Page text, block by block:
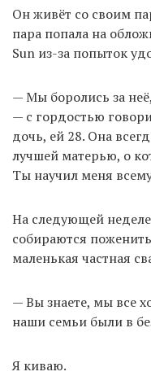
Он живёт со своим
пара попала на
Sun из-за попыток
— Мы боролись за
— с гордостью
дочь, ей 28. Она
лучшей матерью, о
Ты научил меня
На следующей
собираются
маленькая частная
— Вы знаете, мы все
наши семьи были в
Я киваю.